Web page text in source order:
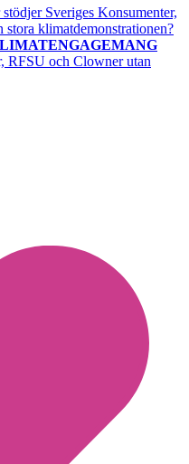
Sveriges Konsumenter,
klimatdemonstrationen?
RFSU och Clowner utan